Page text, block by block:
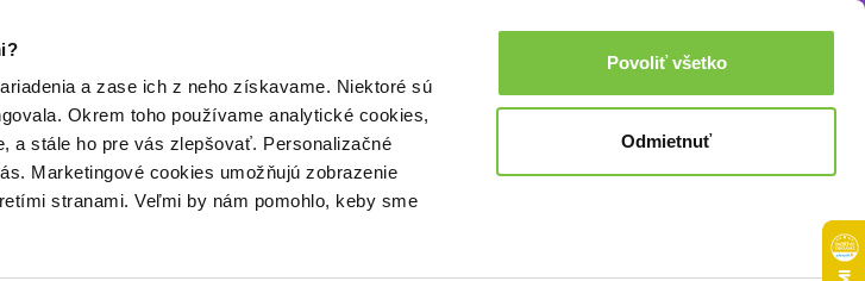
a zase ich z neho získavame. Niektoré sú
Okrem toho používame analytické cookies,
a stále ho pre vás zlepšovať. Personalizačné
Marketingové cookies umožňujú zobrazenie
stranami. Veľmi by nám pomohlo, keby sme
Povoliť všetko
Odmietnuť
Prihlásenie 0,00€
knihy Akcie a zľavy
osobnosti, pamiatky